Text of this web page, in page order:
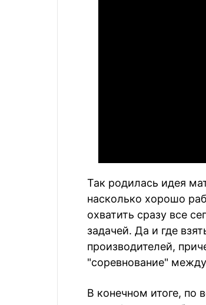
Так родилась идея
насколько хорошо
охватить сразу все
задачей. Да и где
производителей,
"соревнование"
В конечном итоге, по